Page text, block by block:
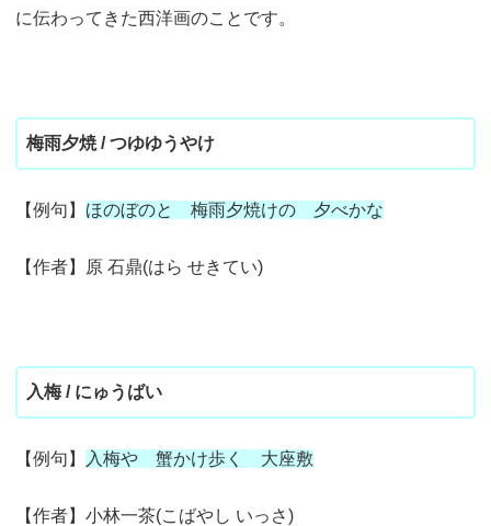
に伝わってきた西洋画のことです。
梅雨夕焼 / つゆゆうやけ
【例句】 ほのぼのと 梅雨夕焼けの 夕べかな
【作者】原 石鼎(はら せきてい)
入梅 / にゅうばい
【例句】 入梅や 蟹かけ歩く 大座敷
【作者】小林一茶(こばやし いっさ)